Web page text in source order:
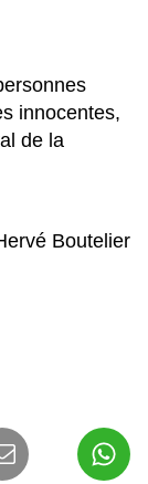
innocentes,
de la
Boutelier